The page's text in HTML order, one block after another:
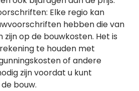
Elke regio kan
hebben die van
zijn op de bouwkosten. Het is
te houden met
of andere
zijn voordat u kunt
bouw.